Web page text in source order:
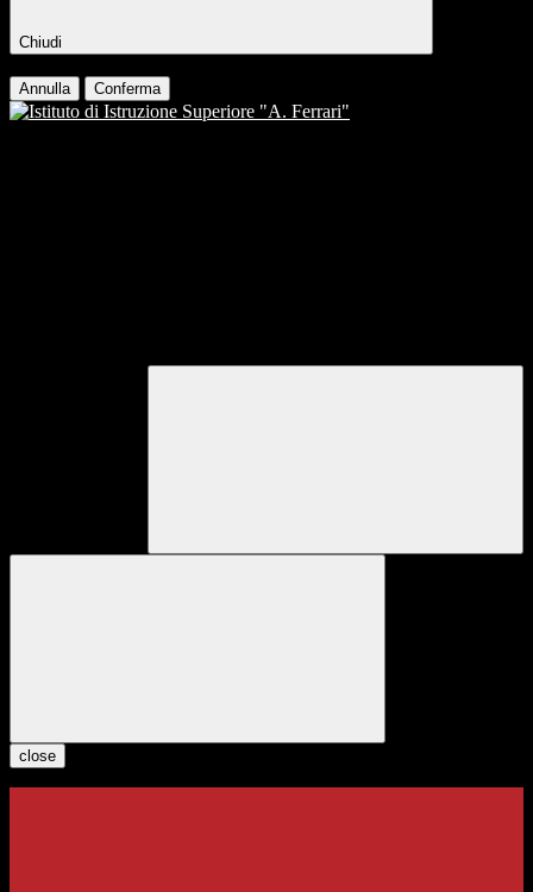
Chiudi
Annulla Conferma
close